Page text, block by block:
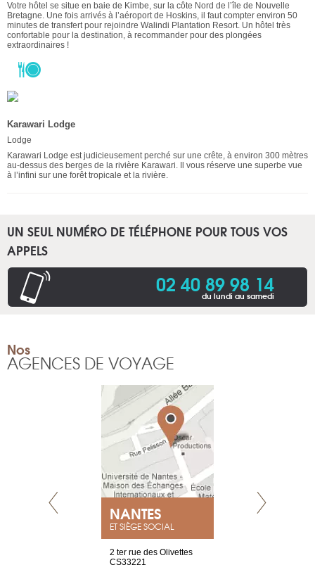
Votre hôtel se situe en baie de Kimbe, sur la côte Nord de l’île de Nouvelle
Bretagne. Une fois arrivés à l’aéroport de Hoskins, il faut compter environ 50
minutes de transfert pour rejoindre Walindi Plantation Resort. Un hôtel très
confortable pour la destination, à recommander pour des plongées
extraordinaires !
Karawari Lodge
Lodge
Karawari Lodge est judicieusement perché sur une crête, à environ 300 mètres
au-dessus des berges de la rivière Karawari. Il vous réserve une superbe vue
à l’infini sur une forêt tropicale et la rivière.
UN SEUL NUMÉRO DE TÉLÉPHONE POUR TOUS VOS
APPELS
02 40 89 98 14
du lundi au samedi
Nos
AGENCES DE VOYAGE
NANTES
ET SIÈGE SOCIAL
2 ter rue des Olivettes
CS33221